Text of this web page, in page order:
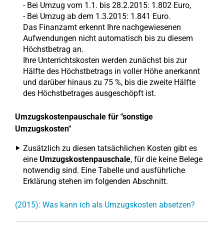
- Bei Umzug vom 1.1. bis 28.2.2015: 1.802 Euro,
- Bei Umzug ab dem 1.3.2015: 1.841 Euro.
Das Finanzamt erkennt Ihre nachgewiesenen
Aufwendungen nicht automatisch bis zu diesem
Höchstbetrag an.
Ihre Unterrichtskosten werden zunächst bis zur
Hälfte des Höchstbetrags in voller Höhe anerkannt
und darüber hinaus zu 75 %, bis die zweite Hälfte
des Höchstbetrages ausgeschöpft ist.
Umzugskostenpauschale für "sonstige
Umzugskosten"
Zusätzlich zu diesen tatsächlichen Kosten gibt es
eine Umzugskostenpauschale, für die keine Belege
notwendig sind. Eine Tabelle und ausführliche
Erklärung stehen im folgenden Abschnitt.
(2015): Was kann ich als Umzugskosten absetzen?